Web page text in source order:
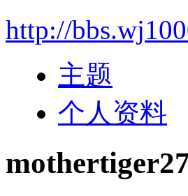
http://
主题
个人资料